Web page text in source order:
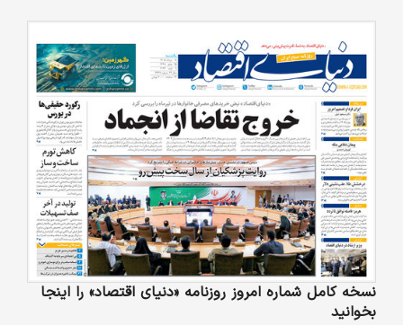
نسخه کامل شماره امروز روزنامه «دنیای‌ اقتصاد» را اینجا
بخوانید